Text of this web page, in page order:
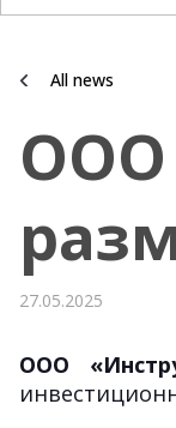
All news
ООО
27.05.2025
ООО